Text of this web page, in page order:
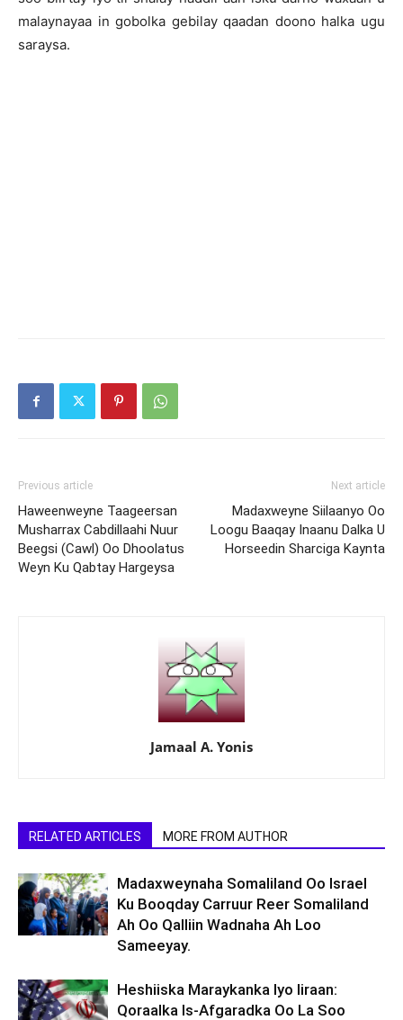
malaynayaa in gobolka gebilay qaadan doono halka ugu
saraysa.
Previous article
Haweenweyne Taageersan
Musharrax Cabdillaahi Nuur
Beegsi (Cawl) Oo Dhoolatus
Weyn Ku Qabtay Hargeysa
Next article
Madaxweyne Siilaanyo Oo
Loogu Baaqay Inaanu Dalka U
Horseedin Sharciga Kaynta
Jamaal A. Yonis
RELATED ARTICLES MORE FROM AUTHOR
Madaxweynaha Somaliland Oo Israel
Ku Booqday Carruur Reer Somaliland
Ah Oo Qalliin Wadnaha Ah Loo
Sameeyay.
Heshiiska Maraykanka Iyo Iiraan:
Qoraalka Is-Afgaradka Oo La Soo